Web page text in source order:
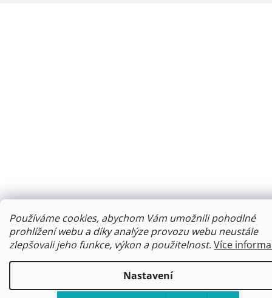
Používáme cookies, abychom Vám umožnili pohodlné
prohlížení webu a díky analýze provozu webu neustále
zlepšovali jeho funkce, výkon a použitelnost. Více
Nastavení